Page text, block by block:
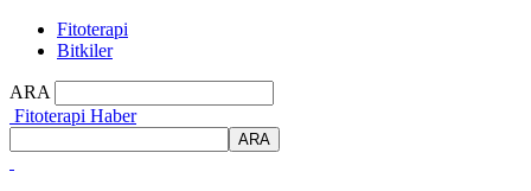
Fitoterapi
Bitkiler
ARA
Fitoterapi Haber